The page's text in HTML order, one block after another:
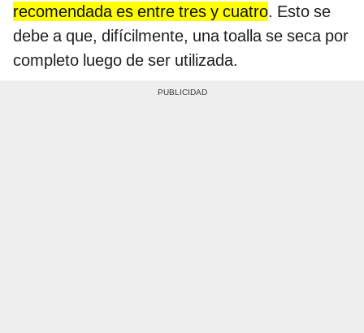
recomendada es entre tres y cuatro. Esto se
debe a que, difícilmente, una toalla se seca por
completo luego de ser utilizada.